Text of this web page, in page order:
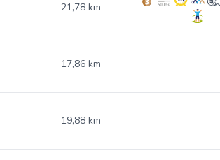
21,78 km
17,86 km
19,88 km